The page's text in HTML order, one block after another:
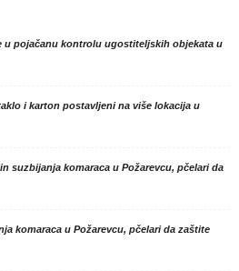
u pojačanu kontrolu ugostiteljskih objekata u
i karton postavljeni na više lokacija u
suzbijanja komaraca u Požarevcu, pčelari da
komaraca u Požarevcu, pčelari da zaštite